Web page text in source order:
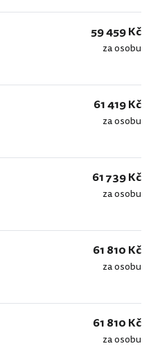
59 459 Kč
za osobu
61 419 Kč
za osobu
61 739 Kč
za osobu
61 810 Kč
za osobu
61 810 Kč
za osobu